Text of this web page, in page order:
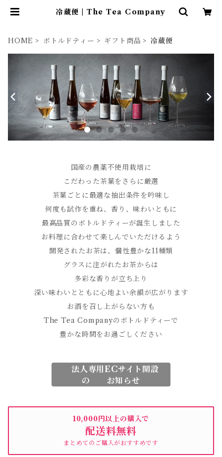
冷蔵便 | The Tea Company
HOME ボトルドティー ギフト商品 冷蔵便
国産の農薬不使用栽培に
こだわった茶葉をさらに厳選
茶葉ごとに最適な抽出条件を吟味し
何度も試作を重ね、香り、味わいともに
最高品質のボトルドティーが誕生しました
お料理に合わせて楽しんでいただけるよう
開発されたお茶は、個性豊かな11種類
グラスに注がれたお茶からは
多彩な香りが立ち上り
深い味わいとともに心地よい余韻が広がります
お酒を召し上がらない方も
The Tea Companyのボトルドティーで
豊かな時間をお過ごしください
法人専用ECサイト開設
の お知らせ
10,000円以上の購入で
配送料無料
まとめてのご購入がおすすめです